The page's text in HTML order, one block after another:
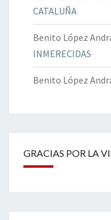
CATALUÑA
Benito López
INMERECIDAS
Benito López
GRACIAS POR LA